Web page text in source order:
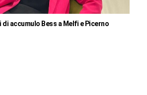
di accumulo Bess a Melfi e Picerno